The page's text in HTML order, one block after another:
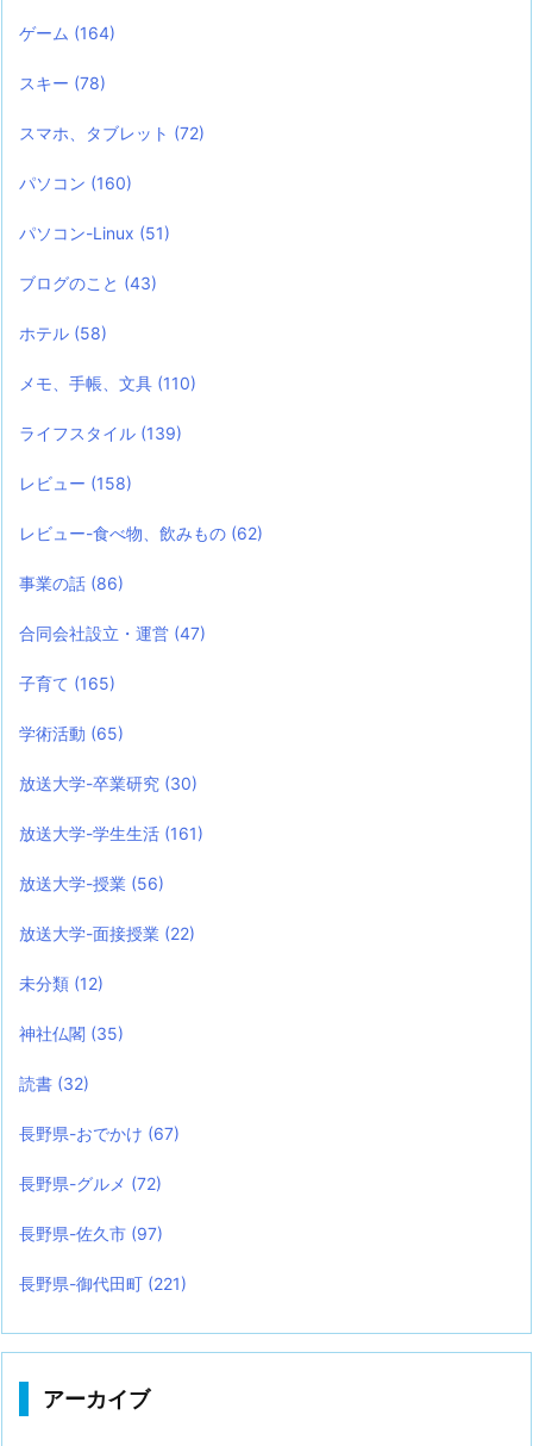
ゲーム (164)
スキー (78)
スマホ、タブレット (72)
パソコン (160)
パソコン-Linux (51)
ブログのこと (43)
ホテル (58)
メモ、手帳、文具 (110)
ライフスタイル (139)
レビュー (158)
レビュー-食べ物、飲みもの (62)
事業の話 (86)
合同会社設立・運営 (47)
子育て (165)
学術活動 (65)
放送大学-卒業研究 (30)
放送大学-学生生活 (161)
放送大学-授業 (56)
放送大学-面接授業 (22)
未分類 (12)
神社仏閣 (35)
読書 (32)
長野県-おでかけ (67)
長野県-グルメ (72)
長野県-佐久市 (97)
長野県-御代田町 (221)
アーカイブ